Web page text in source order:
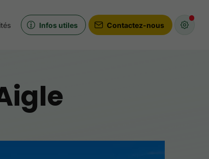
Infos utiles Contactez-nous